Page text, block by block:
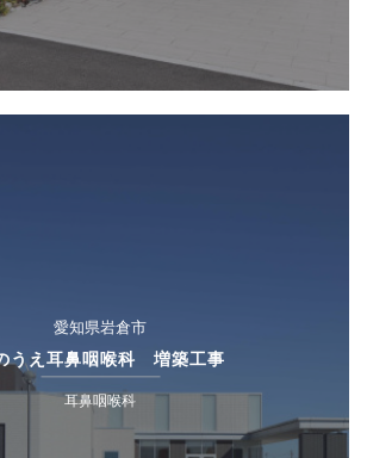
愛知県岩倉市
うえ耳鼻咽喉科 増築工事
耳鼻咽喉科